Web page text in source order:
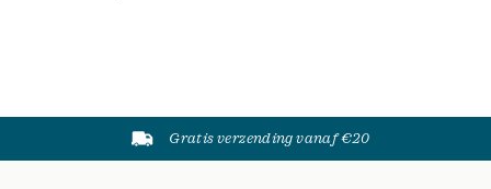
Gratis verzending vanaf €20